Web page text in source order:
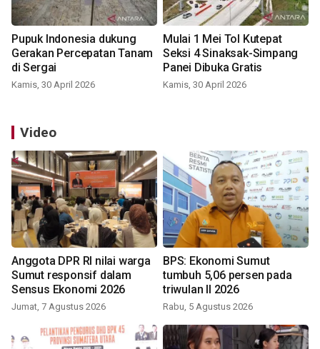
Pupuk Indonesia dukung
Gerakan Percepatan Tanam
di Sergai
Kamis, 30 April 2026
Mulai 1 Mei Tol Kutepat
Seksi 4 Sinaksak-Simpang
Panei Dibuka Gratis
Kamis, 30 April 2026
Video
Anggota DPR RI nilai warga
Sumut responsif dalam
Sensus Ekonomi 2026
Jumat, 7 Agustus 2026
BPS: Ekonomi Sumut
tumbuh 5,06 persen pada
triwulan II 2026
Rabu, 5 Agustus 2026